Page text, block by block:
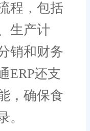
程，包括
生产计
销和财务
ERP还支
，确保食
。